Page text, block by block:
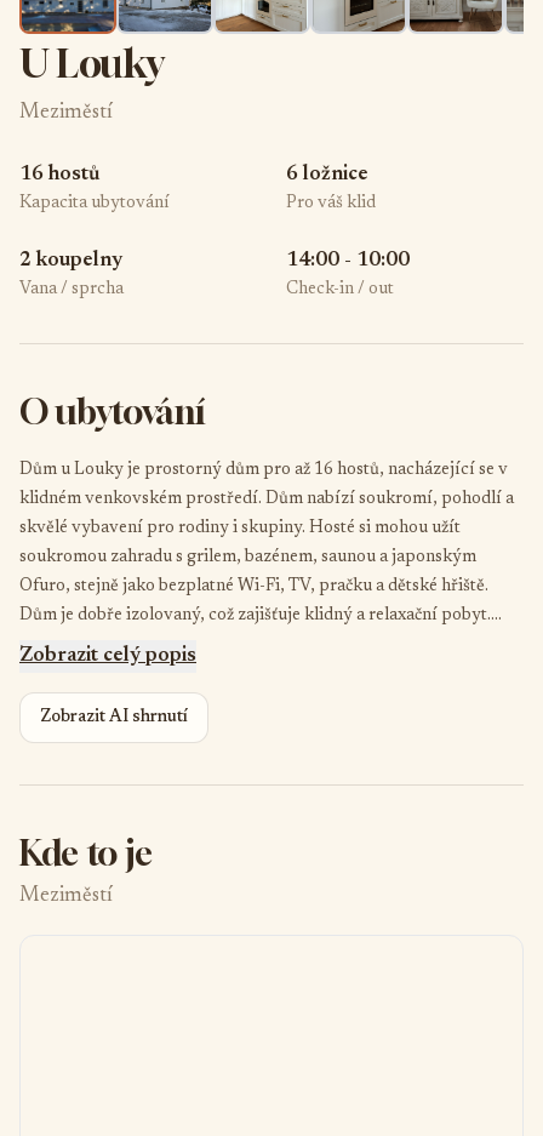
U Louky
Meziměstí
16 hostů
Kapacita ubytování
6 ložnice
Pro váš klid
2 koupelny
Vana / sprcha
14:00 - 10:00
Check-in / out
O ubytování
Dům u Louky je prostorný dům pro až 16 hostů, nacházející se v
klidném venkovském prostředí. Dům nabízí soukromí, pohodlí a
skvělé vybavení pro rodiny i skupiny. Hosté si mohou užít
soukromou zahradu s grilem, bazénem, saunou a japonským
Ofuro, stejně jako bezplatné Wi-Fi, TV, pračku a dětské hřiště.
Dům je dobře izolovaný, což zajišťuje klidný a relaxační pobyt.
Ideální pro skupinové výlety, víkendové pobyty a odpočinek v
Zobrazit celý popis
Zobrazit AI shrnutí
Kde to je
Meziměstí